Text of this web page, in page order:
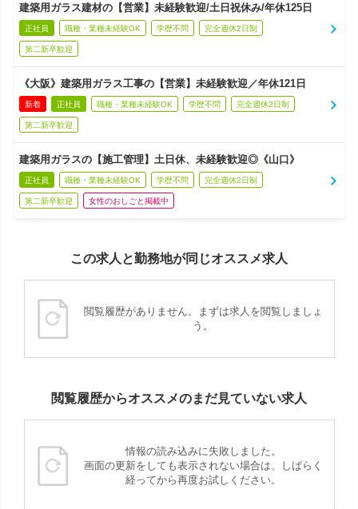
建築用ガラス建材の【営業】未経験歓迎/土日祝休み/年休125日
正社員 職種・業種未経験OK 学歴不問 完全週休2日制
第二新卒歓迎
《大阪》建築用ガラス工事の【営業】未経験歓迎／年休121日
新着 正社員 職種・業種未経験OK 学歴不問 完全週休2日制
第二新卒歓迎
建築用ガラスの【施工管理】土日休、未経験歓迎◎《山口》
正社員 職種・業種未経験OK 学歴不問 完全週休2日制
第二新卒歓迎 女性のおしごと掲載中
この求人と勤務地が同じオススメ求人
閲覧履歴がありません。まずは求人を閲覧しましょ
う。
閲覧履歴からオススメのまだ見ていない求人
情報の読み込みに失敗しました。
画面の更新をしても表示されない場合は、しばらく
経ってから再度お試しください。